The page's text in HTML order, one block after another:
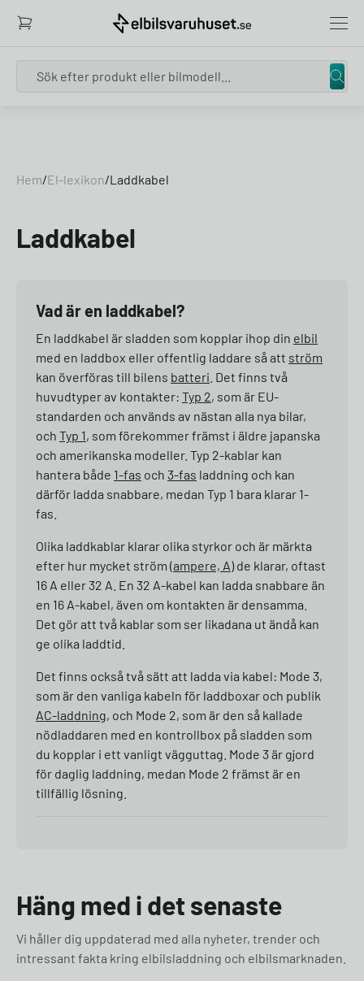
Hem/El-lexikon/Laddkabel
Laddkabel
Vad är en laddkabel?
En laddkabel är sladden som kopplar ihop din elbil
med en laddbox eller offentlig laddare så att ström
kan överföras till bilens batteri . Det finns två
huvudtyper av kontakter: Typ 2, som är EU-
standarden och används av nästan alla nya bilar,
och Typ 1, som förekommer främst i äldre japanska
och amerikanska modeller. Typ 2-kablar kan
hantera både 1-fas och 3-fas laddning och kan
därför ladda snabbare, medan Typ 1 bara klarar 1-
fas.
Olika laddkablar klarar olika styrkor och är märkta
efter hur mycket ström (ampere, A) de klarar, oftast
16 A eller 32 A. En 32 A-kabel kan ladda snabbare än
en 16 A-kabel, även om kontakten är densamma.
Det gör att två kablar som ser likadana ut ändå kan
ge olika laddtid.
Det finns också två sätt att ladda via kabel: Mode 3,
som är den vanliga kabeln för laddboxar och publik
AC-laddning, och Mode 2, som är den så kallade
nödladdaren med en kontrollbox på sladden som
du kopplar i ett vanligt vägguttag. Mode 3 är gjord
för daglig laddning, medan Mode 2 främst är en
tillfällig lösning.
Häng med i det senaste
Vi håller dig uppdaterad med alla nyheter, trender och
intressant fakta kring elbilsladdning och elbilsmarknaden.